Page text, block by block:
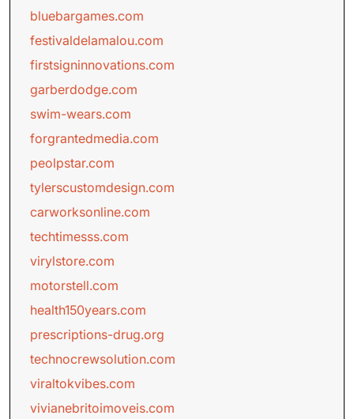
bluebargames.com
festivaldelamalou.com
firstsigninnovations.com
garberdodge.com
swim-wears.com
forgrantedmedia.com
peolpstar.com
tylerscustomdesign.com
carworksonline.com
techtimesss.com
virylstore.com
motorstell.com
health150years.com
prescriptions-drug.org
technocrewsolution.com
viraltokvibes.com
vivianebritoimoveis.com